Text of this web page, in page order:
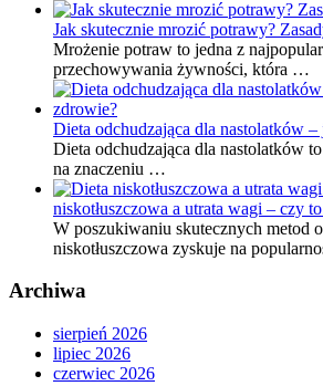
Jak skutecznie mrozić potrawy?
Mrożenie potraw to jedna z
przechowywania żywności, która …
Dieta odchudzająca dla nastolatków
Dieta odchudzająca dla nastolatków
na znaczeniu …
niskotłuszczowa a utrata wagi – czy to
W poszukiwaniu skutecznych metod
niskotłuszczowa zyskuje na
Archiwa
sierpień 2026
lipiec 2026
czerwiec 2026